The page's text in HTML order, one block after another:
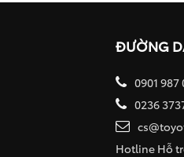
ĐƯỜNG
0901 987
0236
Hotline Hỗ